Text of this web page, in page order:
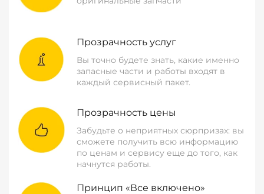
Прозрачность услуг
Вы точно будете знать, какие именно
запасные части и работы входят в
каждый сервисный пакет.
Прозрачность цены
Забудьте о неприятных сюрпризах: вы
сможете получить всю информацию
по ценам и сервису еще до того, как
начнутся работы.
Принцип «Все включено»